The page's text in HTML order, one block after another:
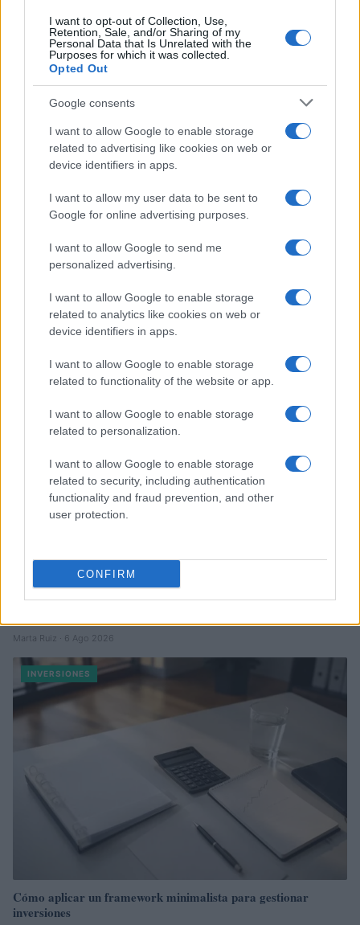
I want to opt-out of Collection, Use,
Retention, Sale, and/or Sharing of my
Personal Data that Is Unrelated with the
Purposes for which it was collected.
Opted Out
Google consents
I want to allow Google to enable storage
related to advertising like cookies on web or
device identifiers in apps.
I want to allow my user data to be sent to
Google for online advertising purposes.
I want to allow Google to send me
personalized advertising.
I want to allow Google to enable storage
related to analytics like cookies on web or
device identifiers in apps.
I want to allow Google to enable storage
related to functionality of the website or app.
I want to allow Google to enable storage
related to personalization.
I want to allow Google to enable storage
related to security, including authentication
functionality and fraud prevention, and other
user protection.
CONFIRM
Sigue leyendo
INVERSIONES
Guía para evaluar RWA: custodios, oráculos, liquidez y riesgo
INVERSIONES
Diferencias entre análisis técnico y fundamental: cuándo
Marta Ruiz · 6 Ago 2026
INVERSIONES
Cómo aplicar un framework minimalista para gestionar
inversiones